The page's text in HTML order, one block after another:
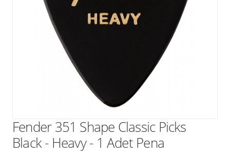
Kampanyalar
Fender 351 Shape Classic Picks
Black - Heavy - 1 Adet Pena